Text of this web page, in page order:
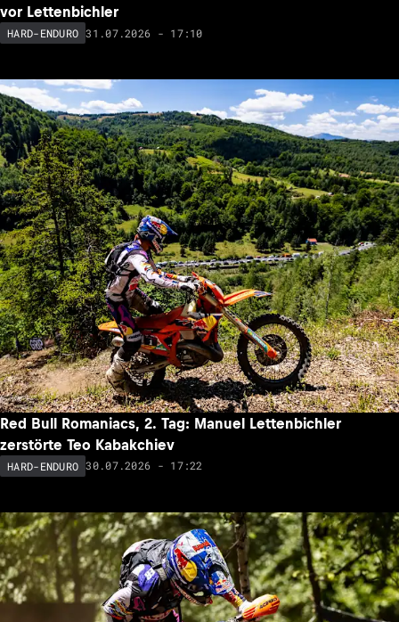
vor Lettenbichler
HARD-ENDURO 31.07.2026 - 17:10
Red Bull Romaniacs, 2. Tag: Manuel Lettenbichler
zerstörte Teo Kabakchiev
HARD-ENDURO 30.07.2026 - 17:22